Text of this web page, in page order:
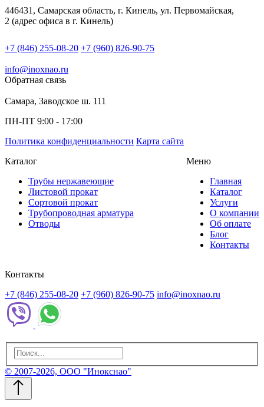
446431, Самарская область, г. Кинель, ул. Первомайская,
2 (адрес офиса в г. Кинель)
+7 (846) 255-08-20 +7 (960) 826-90-75
info@inoxnao.ru
Обратная связь
Самара, Заводское ш. 111
ПН-ПТ 9:00 - 17:00
Политика конфиденциальности Карта сайта
Каталог
Трубы нержавеющие
Листовой прокат
Сортовой прокат
Трубопроводная арматура
Отводы
Меню
Главная
Каталог
Услуги
О компании
Об оплате
Блог
Контакты
Контакты
+7 (846) 255-08-20 +7 (960) 826-90-75 info@inoxnao.ru
© 2007-2026, ООО "Инокснао"